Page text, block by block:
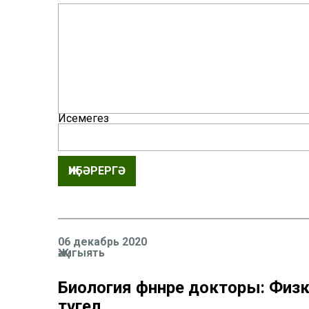
Исемегез
ҖИБӘРЕРГӘ
06 декабрь 2020
Җәмгыять
Биология фәннәре докторы: